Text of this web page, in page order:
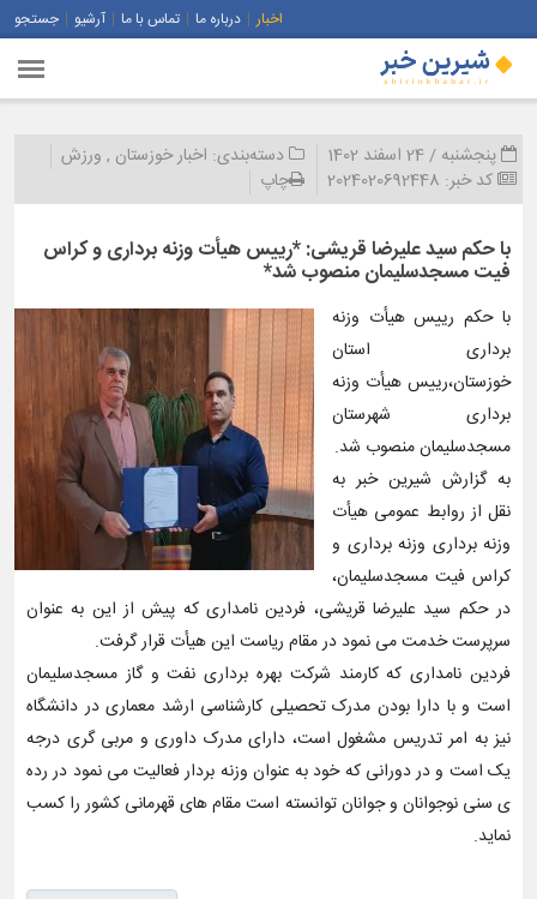
اخبار درباره ما تماس با ما آرشیو جستجو
پنجشنبه / 24 اسفند 1402 دسته‌بندی: اخبار خوزستان , ورزش
کد خبر: 2024020692448 چاپ
با حکم سید علیرضا قریشی: *رییس هیأت وزنه برداری و کراس
فیت مسجدسلیمان منصوب شد*
با حکم رییس هیأت وزنه
برداری استان
خوزستان،رییس هیأت وزنه
برداری شهرستان
مسجدسلیمان منصوب شد.
به گزارش شیرین خبر به
نقل از روابط عمومی هیأت
وزنه برداری وزنه برداری و
کراس فیت مسجدسلیمان،
در حکم سید علیرضا قریشی، فردین نامداری که پیش از این به عنوان
سرپرست خدمت می نمود در مقام ریاست این هیأت قرار گرفت.
فردین نامداری که کارمند شرکت بهره برداری نفت و گاز مسجدسلیمان
است و با دارا بودن مدرک تحصیلی کارشناسی ارشد معماری در دانشگاه
نیز به امر تدریس مشغول است، دارای مدرک داوری و مربی گری درجه
یک است و در دورانی که خود به عنوان وزنه بردار فعالیت می نمود در رده
ی سنی نوجوانان و جوانان توانسته است مقام های قهرمانی کشور را کسب
نماید.